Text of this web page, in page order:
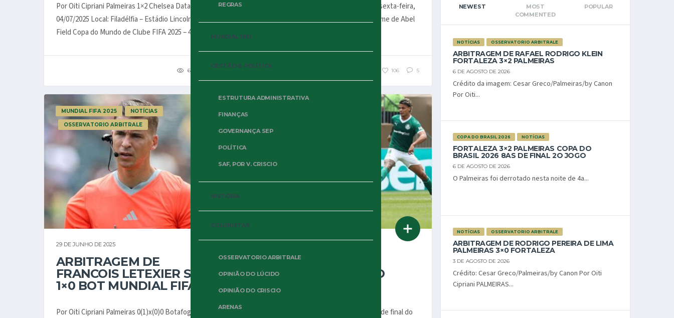
REGRAS
MUNDIAL 1951
GESTÃO & POLÍTICA
ESTRUTURA ADMINISTRATIVA
FINANÇAS
GOVERNANÇA SEP
POLÍTICA
SAF, POR V. CRISCIO
HISTÓRIA
COLUNISTAS
OSSERVATORIO ARBITRALE
OPINIÃO DO LÚCIDO
OPINIÃO DO CRISCIO
ARENAS
Por Oiti Cipriani Palmeiras 1×2 Chelsea Data:
04/07/2025 Local: Filadélfia – Estádio Lincoln Financial
Field Copa do Mundo de Clube FIFA 2025 – 4as...
668
Depressivo. Assim foi o final da noite de sexta-feira,
início do sábado, para o Palmeirense. O time de Abel
106 5
MUNDIAL FIFA 2025 NOTÍCIAS
OSSERVATORIO ARBITRALE
29 DE JUNHO DE 2025
ARBITRAGEM DE
FRANCOIS LETEXIER SEP
1×0 BOT MUNDIAL FIFA
Por Oiti Cipriani Palmeiras 0(1)x(0)0 Botafogo Data:
PALMEIRAS VENCE
BOTAFOGO EM JOGO
TENSO E AVANÇA
O Palmeiras pegou o Botafogo pelas 8as de final do
NEWEST
MOST
COMMENTED
POPULAR
NOTÍCIAS OSSERVATORIO ARBITRALE
ARBITRAGEM DE RAFAEL RODRIGO KLEIN
FORTALEZA 3×2 PALMEIRAS
6 DE AGOSTO DE 2026
Crédito da imagem: Cesar Greco/Palmeiras/by Canon
Por Oiti...
COPA DO BRASIL 2026 NOTÍCIAS
FORTALEZA 3×2 PALMEIRAS COPA DO
BRASIL 2026 8AS DE FINAL 2O JOGO
6 DE AGOSTO DE 2026
O Palmeiras foi derrotado nesta noite de 4a...
NOTÍCIAS OSSERVATORIO ARBITRALE
ARBITRAGEM DE RODRIGO PEREIRA DE LIMA
PALMEIRAS 3×0 FORTALEZA
3 DE AGOSTO DE 2026
Crédito: Cesar Greco/Palmeiras/by Canon Por Oiti
Cipriani PALMEIRAS...